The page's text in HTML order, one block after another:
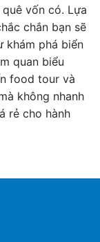
vốn có. Lựa
chắn bạn sẽ
khám phá biển
quan biểu
food tour và
không nhanh
rẻ cho hành